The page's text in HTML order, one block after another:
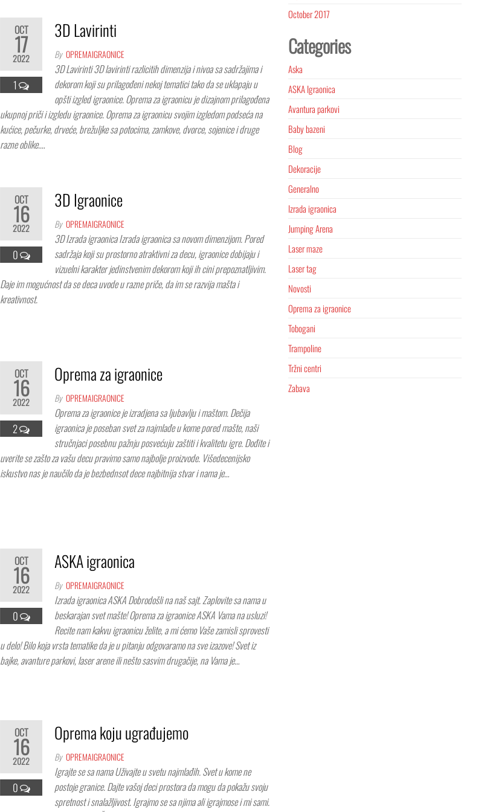
OCT
17
2022
1
3D Lavirinti
By OPREMAIGRAONICE
3D Lavirinti 3D lavirinti razlicitih dimenzija i nivoa sa sadržajima i
dekorom koji su prilagođeni nekoj tematici tako da se uklapaju u
opšti izgled igraonice. Oprema za igraonicu je dizajnom prilagođena
ukupnoj priči i izgledu igraonice. Oprema za igraonicu svojim izgledom podseća na
kućice, pečurke, drveće, brežuljke sa potocima, zamkove, dvorce, sojenice i druge
razne oblike.…
OCT
16
2022
0
3D Igraonice
By OPREMAIGRAONICE
3D Izrada igraonica Izrada igraonica sa novom dimenzijom. Pored
sadržaja koji su prostorno atraktivni za decu, igraonice dobijaju i
vizuelni karakter jedinstvenim dekorom koji ih cini prepoznatljivim.
Daje im mogućnost da se deca uvode u razne priče, da im se razvija mašta i
kreativnost.
OCT
16
2022
2
Oprema za igraonice
By OPREMAIGRAONICE
Oprema za igraonice je izradjena sa ljubavlju i maštom. Dečija
igraonica je poseban svet za najmlađe u kome pored mašte, naši
stručnjaci posebnu pažnju posvećuju zaštiti i kvalitetu igre. Dođite i
uverite se zašto za vašu decu pravimo samo najbolje proizvode. Višedecenijsko
iskustvo nas je naučilo da je bezbednsot dece najbitnija stvar i nama je…
OCT
16
2022
0
ASKA igraonica
By OPREMAIGRAONICE
Izrada igraonica ASKA Dobrodošli na naš sajt. Zaplovite sa nama u
beskarajan svet mašte! Oprema za igraonice ASKA Vama na usluzi!
Recite nam kakvu igraonicu želite, a mi ćemo Vaše zamisli sprovesti
u delo! Bilo koja vrsta tematike da je u pitanju odgovaramo na sve izazove! Svet iz
bajke, avanture parkovi, laser arene ili nešto sasvim drugačije, na Vama je…
OCT
16
2022
0
Oprema koju ugrađujemo
By OPREMAIGRAONICE
Igrajte se sa nama Uživajte u svetu najmlađih. Svet u kome ne
postoje granice. Dajte vašoj deci prostora da mogu da pokažu svoju
spretnost i snalažljivost. Igrajmo se sa njima ali igrajmose i mi sami.
October 2017
Categories
Aska
ASKA Igraonica
Avantura parkovi
Baby bazeni
Blog
Dekoracije
Generalno
Izrada igraonica
Jumping Arena
Laser maze
Laser tag
Novosti
Oprema za igraonice
Tobogani
Trampoline
Tržni centri
Zabava